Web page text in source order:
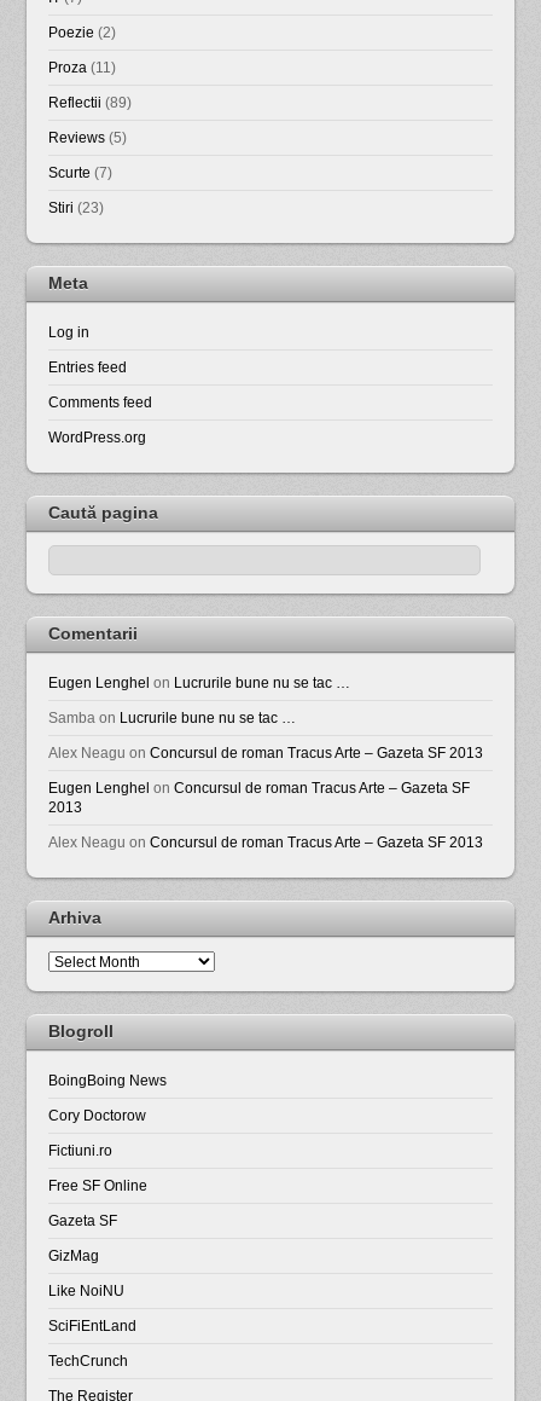
Poezie (2)
Proza (11)
Reflectii (89)
Reviews (5)
Scurte (7)
Stiri (23)
Meta
Log in
Entries feed
Comments feed
WordPress.org
Caută pagina
Comentarii
Eugen Lenghel on Lucrurile bune nu se tac …
Samba on Lucrurile bune nu se tac …
Alex Neagu onConcursul de roman Tracus Arte – Gazeta SF 2013
Eugen Lenghel onConcursul de roman Tracus Arte – Gazeta SF
2013
Alex Neagu onConcursul de roman Tracus Arte – Gazeta SF 2013
Arhiva
Arhiva
Blogroll
BoingBoing News
Cory Doctorow
Fictiuni.ro
Free SF Online
Gazeta SF
GizMag
Like NoiNU
SciFiEntLand
TechCrunch
The Register